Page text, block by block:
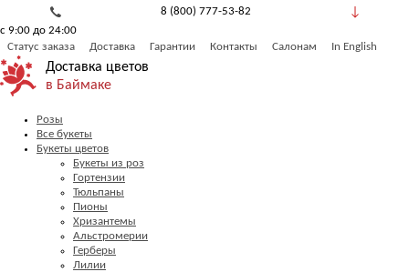
8 (800) 777-53-82
с 9:00 до 24:00
Статус заказа
Доставка Гарантии Контакты Салонам In English
Доставка цветов
в Баймаке
Розы
Все букеты
Букеты цветов
Букеты из роз
Гортензии
Тюльпаны
Пионы
Хризантемы
Альстромерии
Герберы
Лилии